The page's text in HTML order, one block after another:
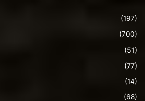
(197)
(700)
(51)
(77)
(14)
(68)